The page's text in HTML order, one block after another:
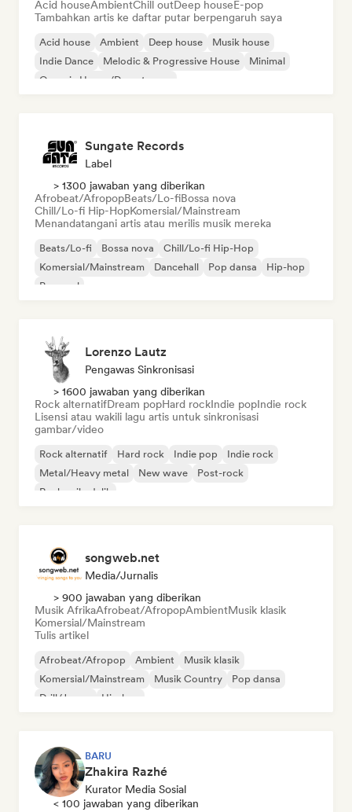
Acid houseAmbientChill outDeep houseE-pop
Tambahkan artis ke daftar putar berpengaruh saya
Acid house Ambient Deep house
Musik house
Indie Dance
Melodic & Progressive House
Minimal
Organic House/Downtempo
Sungate Records
Label
> 1300 jawaban yang diberikan
Afrobeat/AfropopBeats/Lo-fiBossa nova
Chill/Lo-fi Hip-HopKomersial/Mainstream
Menandatangani artis atau merilis musik mereka
Beats/Lo-fi Bossa nova
Chill/Lo-fi Hip-Hop
Komersial/Mainstream
Dancehall Pop dansa
Hip-hop
Pop soul
Lorenzo Lautz
Pengawas Sinkronisasi
> 1600 jawaban yang diberikan
Rock alternatifDream popHard rockIndie popIndie rock
Lisensi atau wakili lagu artis untuk sinkronisasi
gambar/video
Rock alternatif Hard rock Indie pop
Indie rock
Metal/Heavy metal
New wave
Post-rock
Rock psikedelik
songweb.net
Media/Jurnalis
> 900 jawaban yang diberikan
Musik AfrikaAfrobeat/AfropopAmbientMusik klasik
Komersial/Mainstream
Tulis artikel
Afrobeat/Afropop Ambient
Musik klasik
Komersial/Mainstream
Musik Country
Pop dansa
Drill/Jersey
Hip-hop
BARU
Zhakira Razhé
Kurator Media Sosial
< 100 jawaban yang diberikan